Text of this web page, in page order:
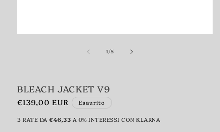
1/su
5
BLEACH JACKET V9
Prezzo
listino
€139,00 EUR Esaurito
3 RATE DA €46,33 A 0% INTERESSI CON KLARNA